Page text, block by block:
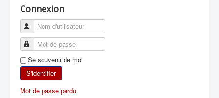
ESCALADE
ALPINISME
SKI DE RANDONNÉE
Connexion
Se souvenir de moi
S'identifier
Mot de passe perdu